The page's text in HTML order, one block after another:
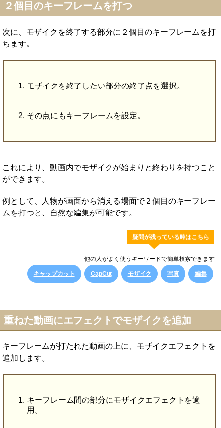
２個目のキーフレームを打つ
次に、モザイクを終了する部分に２個目のキーフレームを打
ちます。
モザイクを終了したい部分の終了点を選択。
その点にもキーフレームを設定。
これにより、動画内でモザイクが始まりと終わりを持つこと
ができます。
例として、人物が画面から消える場面で２個目のキーフレー
ムを打つと、自然な編集が可能です。
疑問が残っている時はこちら
他の人がよく使うキーワードで簡単検索できます
キャップカット CapCut モザイク 写真 編集
重ねた動画にエフェクトでモザイクを追加
キーフレームが打たれた動画の上に、モザイクエフェクトを
追加します。
キーフレーム間の部分にモザイクエフェクトを適
用。